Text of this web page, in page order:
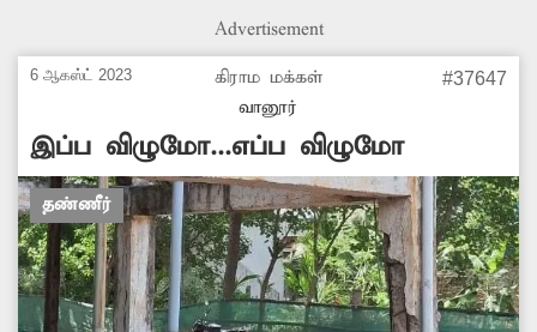
அலுவலக கட்டிடத்தை உடனடியாக திறந்து
அப்பகுதி பொதுமக்கள் கோரிக்கை
Advertisement
6 ஆகஸ்ட் 2023
கிராம மக்கள்
வானூர்
#37647
இப்ப விழுமோ...எப்ப விழுமோ
தண்ணீர்